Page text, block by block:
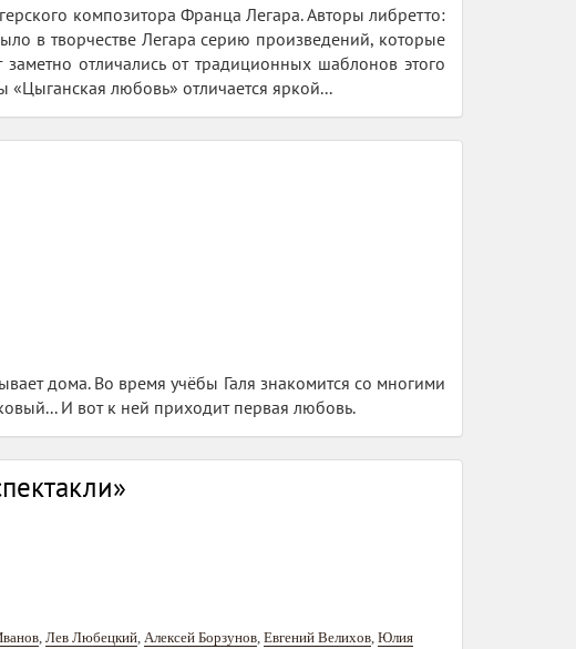
композитора Франца Легара. Авторы либретто:
в творчестве Легара серию произведений, которые
отличались от традиционных шаблонов этого
«Цыганская любовь» отличается яркой...
дома. Во время учёбы Галя знакомится со многими
И вот к ней приходит первая любовь.
, Лев Любецкий, Алексей Борзунов, Евгений Велихов, Юлия